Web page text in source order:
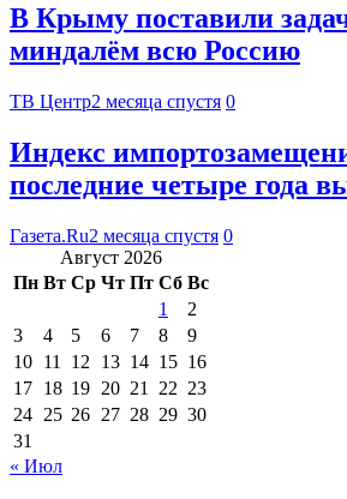
В Крыму поставили
миндалём всю Россию
ТВ Центр2 месяца спустя 0
Индекс
последние четыре года
Газета.Ru2 месяца спустя 0
Август 2026
Пн Вт Ср Чт Пт Сб Вс
1
2
3
4 5 6 7 8
9
10 11 12 13 14 15 16
17 18 19 20 21 22 23
24 25 26 27 28 29 30
31
« Июл